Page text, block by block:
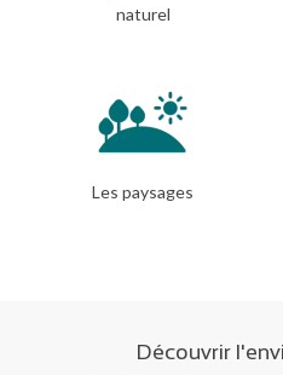
naturel
Les paysages
Découvrir